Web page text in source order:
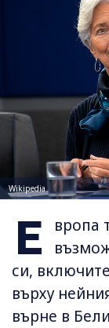
Wikipedia
Е
вропа
си,
върху
върне в